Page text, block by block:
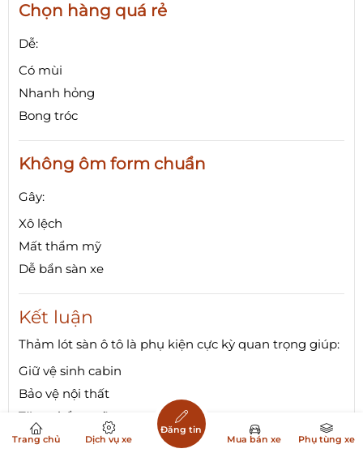
Chọn hàng quá rẻ
Dễ:
Có mùi
Nhanh hỏng
Bong tróc
Không ôm form chuẩn
Gây:
Xô lệch
Mất thẩm mỹ
Dễ bẩn sàn xe
Kết luận
Thảm lót sàn ô tô là phụ kiện cực kỳ quan trọng giúp:
Giữ vệ sinh cabin
Bảo vệ nội thất
Tăng thẩm mỹ
Tăng trải nghiệm sử dụng xe
Trang chủ Dịch vụ xe
Đăng tin
Mua bán xe
Phụ tùng xe